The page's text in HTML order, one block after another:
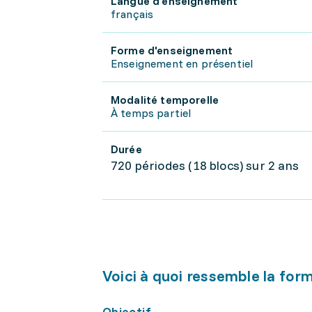
français
Forme d'enseignement
Enseignement en présentiel
Modalité temporelle
À temps partiel
Durée
720 périodes (18 blocs) sur 2 ans
Voici à quoi ressemble la